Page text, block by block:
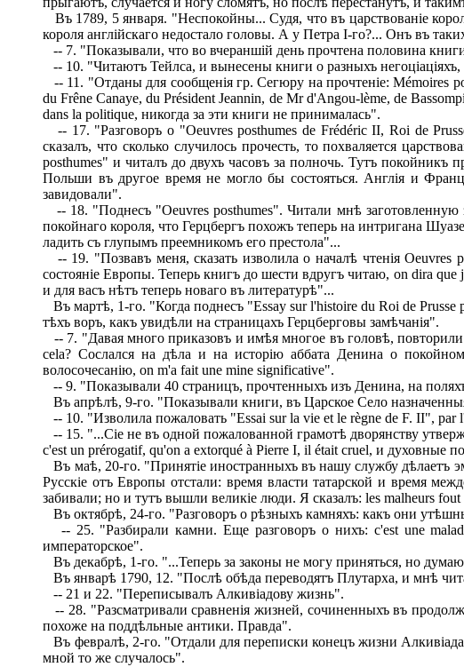
Въ 1789, 5 января. "Неспокойны... Судя, что въ царствованіе
короля англійскаго недостало головы. А у Петра І-го?... Онъ въ
-- 7. "Показывали, что во вчераншій день прочтена половина
-- 10. "Читаютъ Тейлса, и вынесены книги о разныхъ
-- 11. "Отданы для сообщенія гр. Сегюру на прочтеніе: Mémoires
du Frêne Canaye, du Président Jeannin, de Mr d'Angou-lème, de
dans la politique, никогда за эти книги не принималась".
-- 17. "Разговоръ о "Oeuvres posthumes de Frédéric II, Roi de
сказалъ, что сколько случилось прочесть, то похваляется
posthumes" и читалъ до двухъ часовъ за полночь. Тутъ покойникъ
Польши въ другое время не могло бы состояться. Англія и
завидовали".
-- 18. "Поднесъ "Oeuvres posthumes". Читали мнѣ
покойнаго короля, что Герцбергъ похожъ теперь на интригана
ладить съ глупымъ преемникомъ его престола"...
-- 19. "Позвавъ меня, сказать изволила о началѣ чтенія
состояніе Европы. Теперь книгъ до шести вдругъ читаю, on dira
и для васъ нѣтъ теперь новаго въ литературѣ"...
Въ мартѣ, 1-го. "Когда поднесъ "Essay sur l'histoire du Roi de
тѣхъ воръ, какъ увидѣли на страницахъ Герцберговы замѣчанія".
-- 7. "Давая много приказовъ и имѣя многое въ головѣ, повторили
cela? Сослался на дѣла и на исторію аббата Денина о
волосочесанію, on m'а fait une mine significative".
-- 9. "Показывали 40 страницъ, прочтенныхъ изъ Денина, на
Въ апрѣлѣ, 9-го. "Показывали книги, въ Царское Село
-- 10. "Изволила пожаловать "Essai sur la vie et le règne de F. II",
-- 15. "...Сіе не въ одной пожалованной грамотѣ дворянству
c'est un prérogatif, qu'on a extorqué à Pierre I, il était cruel, и духовные
Въ маѣ, 20-го. "Принятіе иностранныхъ въ нашу службу дѣлаетъ
Русскіе отъ Европы отстали: время власти татарской и время
забивали; но и тутъ вышли великіе люди. Я сказалъ: les malheurs
Въ октябрѣ, 24-го. "Разговоръ о рѣзныхъ камняхъ: какъ они
-- 25. "Разбирали камни. Еще разговоръ о нихъ: c'est une
императорское".
Въ декабрѣ, 1-го. "...Теперь за законы не могу приняться, но
Въ январѣ 1790, 12. "Послѣ обѣда переводятъ Плутарха, и мнѣ
-- 21 и 22. "Переписывалъ Алкивіадову жизнь".
-- 28. "Разсматривали сравненія жизней, сочиненныхъ въ
похоже на поддѣльные антики. Правда".
Въ февралѣ, 2-го. "Отдали для переписки конецъ жизни
мной то же случалось".